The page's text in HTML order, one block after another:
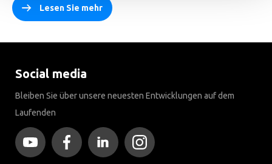
Lesen Sie mehr
Social media
Bleiben Sie über unsere neuesten Entwicklungen auf dem
Laufenden